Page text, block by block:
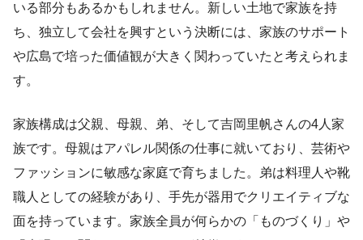
いる部分もあるかもしれません。新しい土地で家族を持
ち、独立して会社を興すという決断には、家族のサポート
や広島で培った価値観が大きく関わっていたと考えられま
す。
家族構成は父親、母親、弟、そして吉岡里帆さんの4人家
族です。母親はアパレル関係の仕事に就いており、芸術や
ファッションに敏感な家庭で育ちました。弟は料理人や靴
職人としての経験があり、手先が器用でクリエイティブな
面を持っています。家族全員が何らかの「ものづくり」や